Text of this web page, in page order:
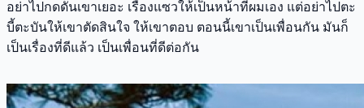
อย่าไปกดดันเขาเยอะ เรื่องแซวให้เป็นหน้าที่ผมเอง แต่อย่าไปตะ
บี้ตะบันให้เขาตัดสินใจ ให้เขาตอบ ตอนนี้เขาเป็นเพื่อนกัน มันก็
เป็นเรื่องที่ดีแล้ว เป็นเพื่อนที่ดีต่อกัน